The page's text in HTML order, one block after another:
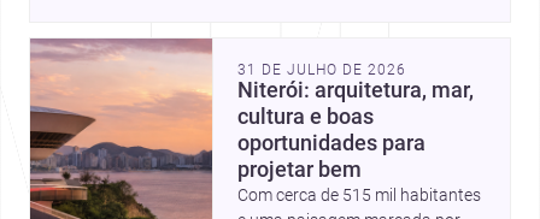
31 DE JULHO DE 2026
Niterói: arquitetura, mar,
cultura e boas
oportunidades para
projetar bem
Com cerca de 515 mil habitantes